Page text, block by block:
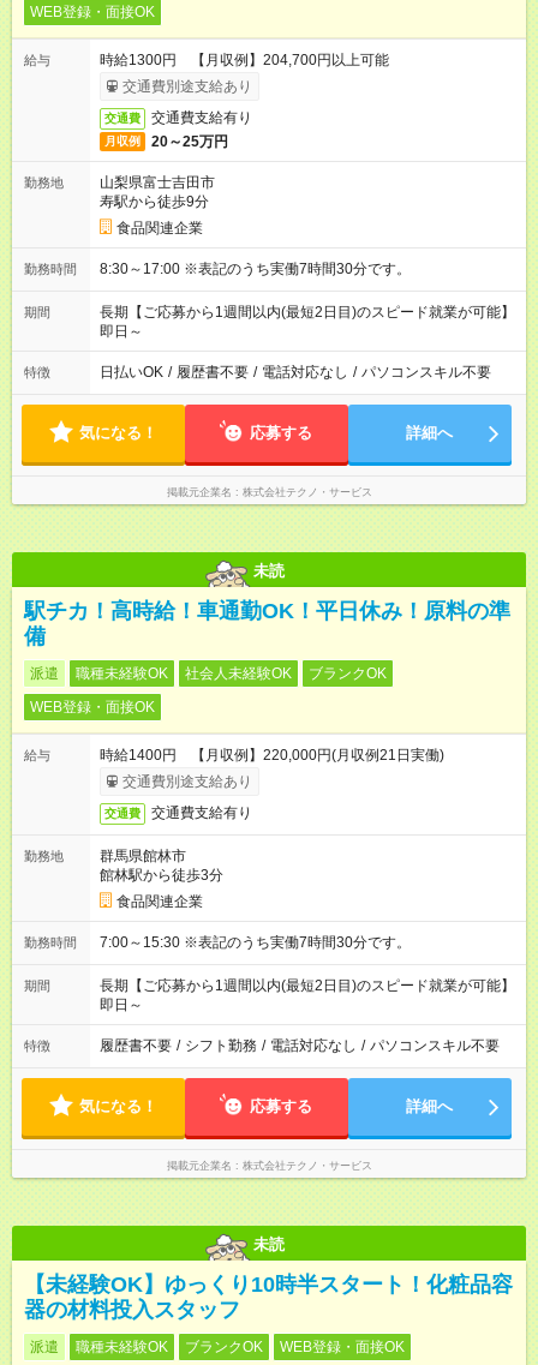
WEB登録・面接OK
給与
時給1300円 【月収例】204,700円以上可能
交通費別途支給あり
交通費 交通費支給有り
月収例 20～25万円
勤務地
山梨県富士吉田市
寿駅から徒歩9分
食品関連企業
勤務時間 8:30～17:00 ※表記のうち実働7時間30分です。
期間
長期【ご応募から1週間以内(最短2日目)のスピード就業が可能】
即日～
特徴 日払いOK / 履歴書不要 / 電話対応なし / パソコンスキル不要
気になる！ 応募する 詳細へ
掲載元企業名 株式会社テクノ・サービス
未読
駅チカ！高時給！車通勤OK！平日休み！原料の準
備
派遣 職種未経験OK 社会人未経験OK
ブランクOK
WEB登録・面接OK
給与
時給1400円 【月収例】220,000円(月収例21日実働)
交通費別途支給あり
交通費 交通費支給有り
勤務地
群馬県館林市
館林駅から徒歩3分
食品関連企業
勤務時間 7:00～15:30 ※表記のうち実働7時間30分です。
期間
長期【ご応募から1週間以内(最短2日目)のスピード就業が可能】
即日～
特徴 履歴書不要 / シフト勤務 / 電話対応なし / パソコンスキル不要
気になる！ 応募する 詳細へ
掲載元企業名 株式会社テクノ・サービス
未読
【未経験OK】ゆっくり10時半スタート！化粧品容
器の材料投入スタッフ
派遣 職種未経験OK ブランクOK WEB登録・面接OK